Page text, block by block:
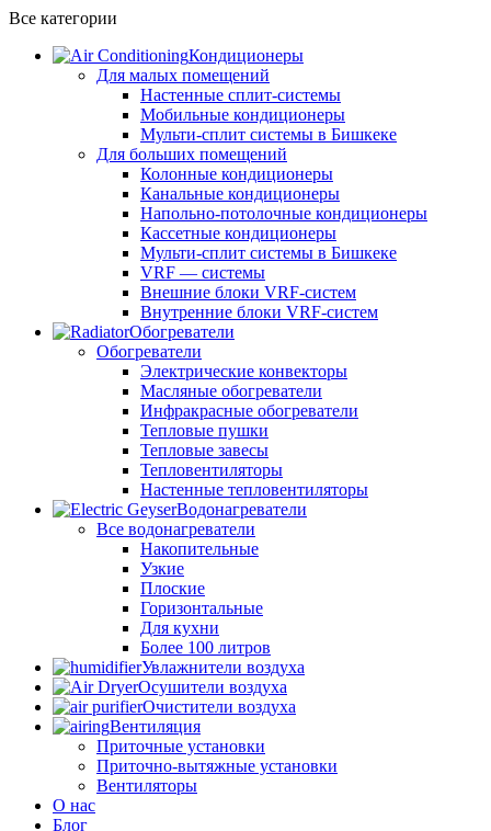
Все категории
Кондиционеры
Для малых помещений
Настенные сплит-системы
Мобильные кондиционеры
Мульти-сплит системы в Бишкеке
Для больших помещений
Колонные кондиционеры
Канальные кондиционеры
Напольно-потолочные кондиционеры
Кассетные кондиционеры
Мульти-сплит системы в Бишкеке
VRF — системы
Внешние блоки VRF-систем
Внутренние блоки VRF-систем
Обогреватели
Обогреватели
Электрические конвекторы
Масляные обогреватели
Инфракрасные обогреватели
Тепловые пушки
Тепловые завесы
Тепловентиляторы
Настенные тепловентиляторы
Водонагреватели
Все водонагреватели
Накопительные
Узкие
Плоские
Горизонтальные
Для кухни
Более 100 литров
Увлажнители воздуха
Осушители воздуха
Очистители воздуха
Вентиляция
Приточные установки
Приточно-вытяжные установки
Вентиляторы
О нас
Блог